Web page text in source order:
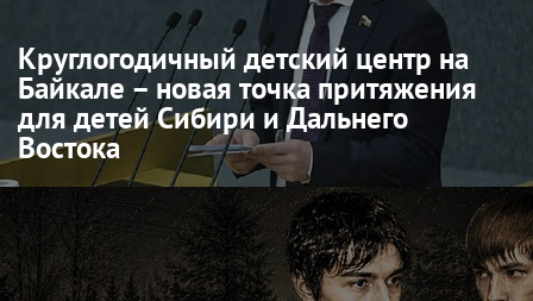
Круглогодичный детский центр на
Байкале – новая точка притяжения
для детей Сибири и Дальнего
Востока